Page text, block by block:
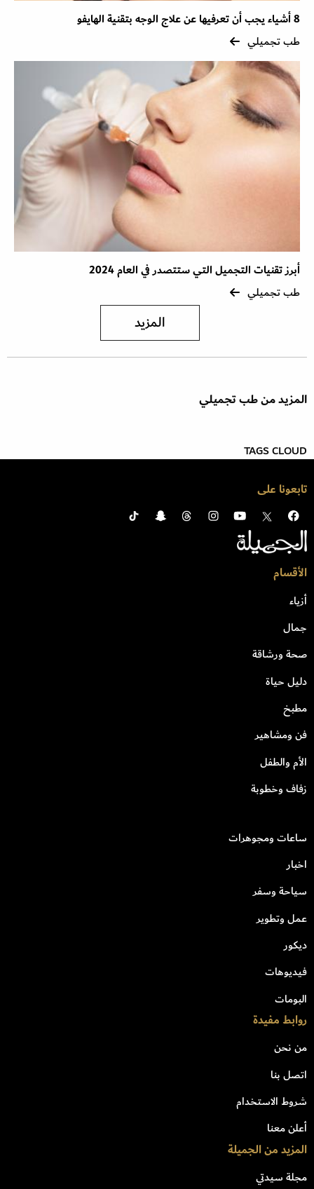
8 أشياء يجب أن تعرفيها عن علاج الوجه بتقنية الهايفو
طب تجميلي
أبرز تقنيات التجميل التي ستتصدر في العام 2024
طب تجميلي
المزيد
المزيد من طب تجميلي
TAGS CLOUD
تابعونا على
الأقسام
أزياء
جمال
صحة ورشاقة
دليل حياة
مطبخ
فن ومشاهير
الأم والطفل
زفاف وخطوبة
ساعات ومجوهرات
اخبار
سياحة وسفر
عمل وتطوير
ديكور
فيديوهات
البومات
روابط مفيدة
من نحن
اتصل بنا
شروط الاستخدام
أعلن معنا
المزيد من الجميلة
مجلة سيدتي